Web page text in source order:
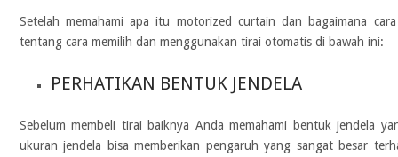
Setelah memahami apa itu motorized curtain dan bagaimana
tentang cara memilih dan menggunakan tirai otomatis di bawah ini:
PERHATIKAN BENTUK JENDELA
Sebelum membeli tirai baiknya Anda memahami bentuk jendela
ukuran jendela bisa memberikan pengaruh yang sangat besar